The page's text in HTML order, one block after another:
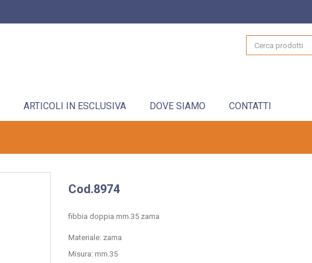
ARTICOLI IN ESCLUSIVA DOVE SIAMO CONTATTI
Cod.8974
fibbia doppia mm.35 zama
Materiale: zama
Misura: mm.35